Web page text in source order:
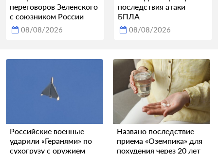
переговоров Зеленского
с союзником России
08/08/2026
последствия атаки
БПЛА
08/08/2026
Российские военные
ударили «Геранями» по
сухогрузу с оружием
Названо последствие
приема «Оземпика» для
похудения через 20 лет